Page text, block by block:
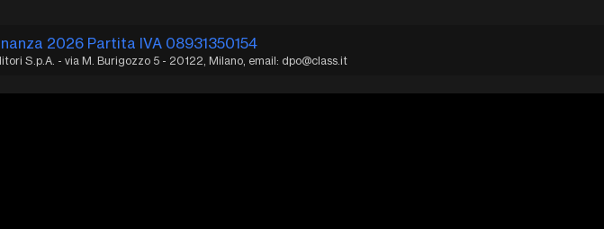
2026 Partita IVA 08931350154
S.p.A. - via M. Burigozzo 5 - 20122, Milano, email: dpo@class.it